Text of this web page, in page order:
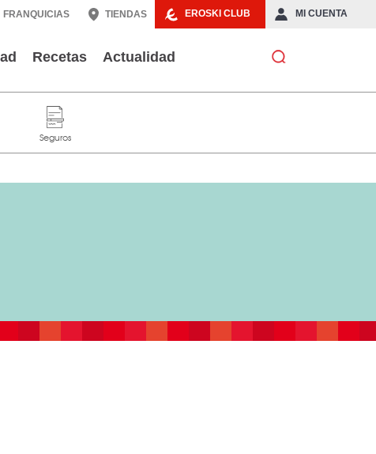
EROSKI CLUB MI CUENTA
FRANQUICIAS TIENDAS
Recetas Actualidad